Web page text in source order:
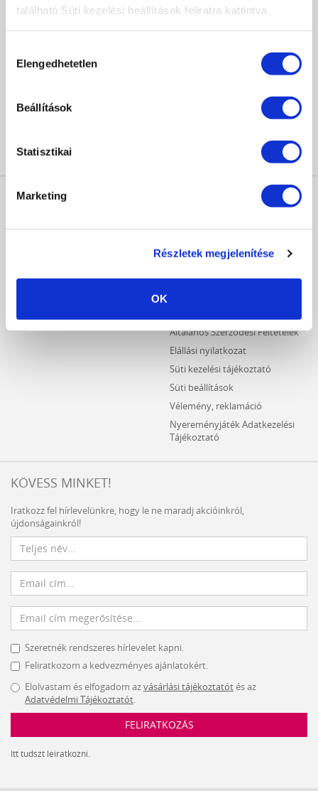
található Süti kezelési beállítások feliratra kattintva.
kiválasztása
Elengedhetetlen
Beállítások
Statisztikai
Marketing
Részletek megjelenítése
OK
ugyfelszolgalat@crystalnails.hu
MŰKÖRÖM
WEBÁRUHÁZ
Vásárlói információk
Fizetési információk
Általános Szerződési Feltételek
Elállási nyilatkozat
Süti kezelési tájékoztató
Süti beállítások
Vélemény, reklamáció
Nyereményjáték Adatkezelési
Tájékoztató
KÖVESS MINKET!
Iratkozz fel hírlevelünkre, hogy le ne maradj akcióinkról,
újdonságainkról!
Szeretnék rendszeres hírlevelet kapni.
Feliratkozom a kedvezményes ajánlatokért.
Elolvastam és elfogadom azvásárlási tájékoztatótés az
Adatvédelmi Tájékoztatót.
FELIRATKOZÁS
Itt tudszt leiratkozni.